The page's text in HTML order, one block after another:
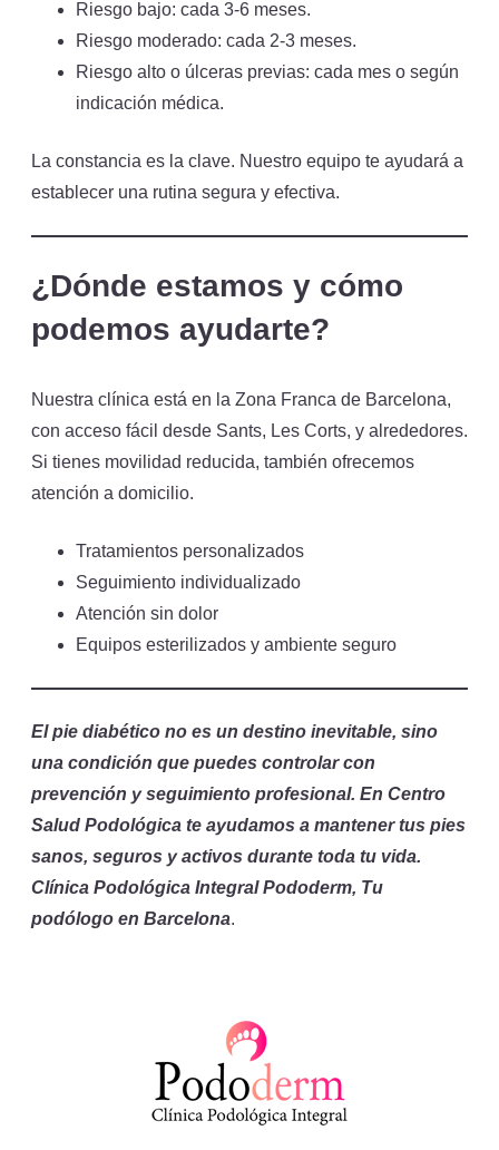
Riesgo bajo: cada 3-6 meses.
Riesgo moderado: cada 2-3 meses.
Riesgo alto o úlceras previas: cada mes o según
indicación médica.
La constancia es la clave. Nuestro equipo te ayudará a
establecer una rutina segura y efectiva.
¿Dónde estamos y cómo
podemos ayudarte?
Nuestra clínica está en la Zona Franca de Barcelona,
con acceso fácil desde Sants, Les Corts, y alrededores.
Si tienes movilidad reducida, también ofrecemos
atención a domicilio.
Tratamientos personalizados
Seguimiento individualizado
Atención sin dolor
Equipos esterilizados y ambiente seguro
El pie diabético no es un destino inevitable, sino
una condición que puedes controlar con
prevención y seguimiento profesional. En Centro
Salud Podológica te ayudamos a mantener tus pies
sanos, seguros y activos durante toda tu vida.
Clínica Podológica Integral Pododerm, Tu
podólogo en Barcelona.